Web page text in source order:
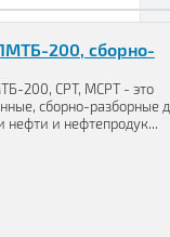
200, сборно-
200, СРТ, МСРТ - это
сборно-разборные
нефти и нефтепродук...